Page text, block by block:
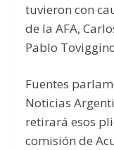
tuvieron con
de la AFA,
Pablo
Fuentes
Noticias
retirará esos
comisión de